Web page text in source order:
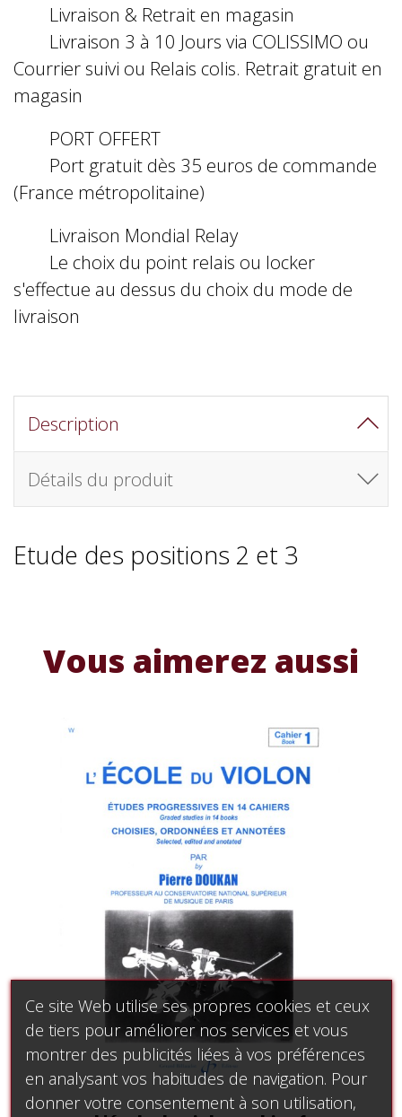
Livraison & Retrait en magasin
Livraison 3 à 10 Jours via COLISSIMO ou
Courrier suivi ou Relais colis. Retrait gratuit en
magasin
PORT OFFERT
Port gratuit dès 35 euros de commande
(France métropolitaine)
Livraison Mondial Relay
Le choix du point relais ou locker
s'effectue au dessus du choix du mode de
livraison
Description
Détails du produit
Etude des positions 2 et 3
Vous aimerez aussi
Ce site Web utilise ses propres cookies et ceux
de tiers pour améliorer nos services et vous
montrer des publicités liées à vos préférences
en analysant vos habitudes de navigation. Pour
donner votre consentement à son utilisation,